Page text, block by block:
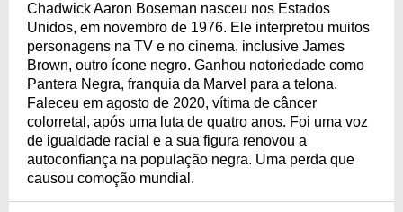
Chadwick Aaron Boseman nasceu nos Estados
Unidos, em novembro de 1976. Ele interpretou muitos
personagens na TV e no cinema, inclusive James
Brown, outro ícone negro. Ganhou notoriedade como
Pantera Negra, franquia da Marvel para a telona.
Faleceu em agosto de 2020, vítima de câncer
colorretal, após uma luta de quatro anos. Foi uma voz
de igualdade racial e a sua figura renovou a
autoconfiança na população negra. Uma perda que
causou comoção mundial.